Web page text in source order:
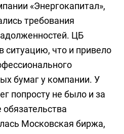
«Энергокапитал»,
требования
ЦБ
что и привело
бумаг у компании. У
попросту не было и за
Московская биржа,